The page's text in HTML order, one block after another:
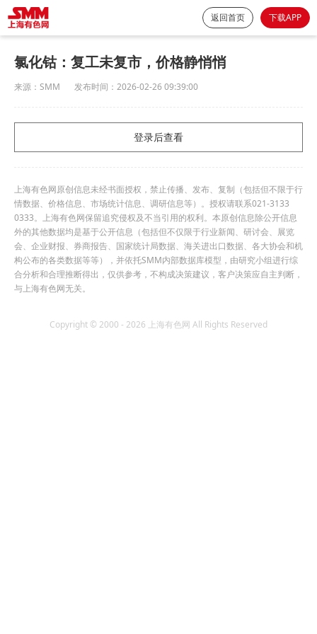
返回首页 下载APP
氯化钴：复工未复市，价格静悄悄
来源： SMM 发布时间： 2026-02-26 09:39:00
登录后查看
上海有色网原创信息未经书面授权，禁止传播、发布、复制（包括但不限于行
情数据、价格信息、市场统计信息、调研信息等）。授权请联系021-3133
0333。上海有色网保留追究侵权及不当引用的权利。本原创信息除公开信息
外的其他数据均是基于公开信息（包括但不仅限于行业新闻、研讨会、展览
会、企业财报、券商报告、国家统计局数据、海关进出口数据、各大协会和机
构公布的各类数据等等），并依托SMM内部数据库模型，由研究小组进行综
合分析和合理推断得出，仅供参考，不构成决策建议，客户决策应自主判断，
与上海有色网无关。
Copyright © 2000 - 2026 上海有色网 All Rights Reserved